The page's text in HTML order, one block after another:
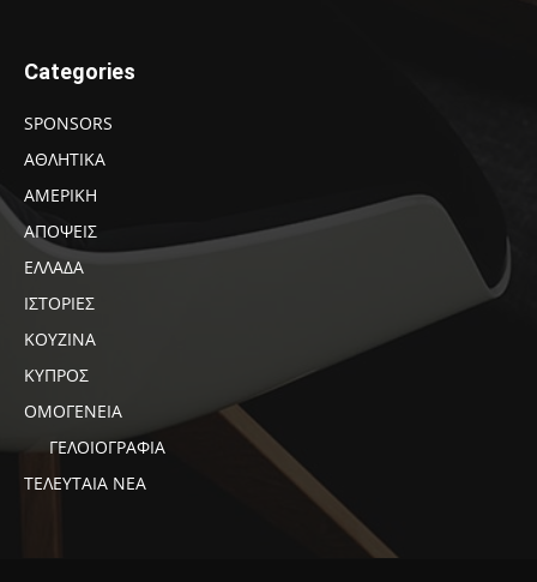
Categories
SPONSORS
ΑΘΛΗΤΙΚΑ
ΑΜΕΡΙΚΗ
ΑΠΟΨΕΙΣ
ΕΛΛΑΔΑ
ΙΣΤΟΡΙΕΣ
ΚΟΥΖΙΝΑ
ΚΥΠΡΟΣ
ΟΜΟΓΕΝΕΙΑ
ΓΕΛΟΙΟΓΡΑΦΙΑ
ΤΕΛΕΥΤΑΙΑ ΝΕΑ